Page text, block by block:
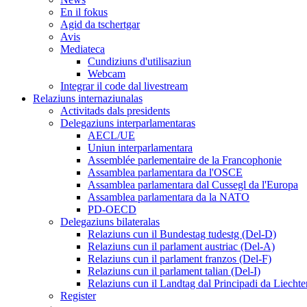
En il fokus
Agid da tschertgar
Avis
Mediateca
Cundiziuns d'utilisaziun
Webcam
Integrar il code dal livestream
Relaziuns internaziunalas
Activitads dals presidents
Delegaziuns interparlamentaras
AECL/UE
Uniun interparlamentara
Assemblée parlementaire de la Francophonie
Assamblea parlamentara da l'OSCE
Assamblea parlamentara dal Cussegl da l'Europa
Assamblea parlamentara da la NATO
PD-OECD
Delegaziuns bilateralas
Relaziuns cun il Bundestag tudestg (Del-D)
Relaziuns cun il parlament austriac (Del-A)
Relaziuns cun il parlament franzos (Del-F)
Relaziuns cun il parlament talian (Del-I)
Relaziuns cun il Landtag dal Principadi da
Register